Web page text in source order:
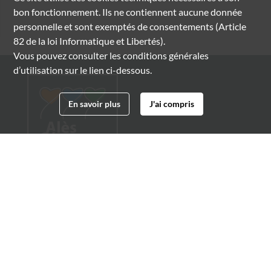
bon fonctionnement. Ils ne contiennent aucune donnée
personnelle et sont exemptés de consentements (Article
82 de la loi Informatique et Libertés).
Vous pouvez consulter les conditions générales
d’utilisation sur le lien ci-dessous.
En savoir plus J'ai compris